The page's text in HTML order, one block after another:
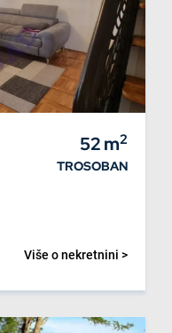
52m2
TROSOBAN
Više o nekretnini >